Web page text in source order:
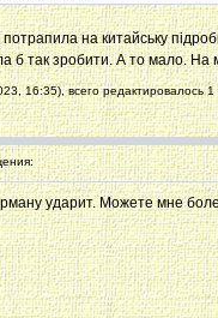
потрапила на китайську
б так зробити. А то мало. На
16:35), всего редактировалось 1
ударит. Можете мне